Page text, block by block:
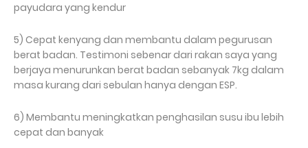
payudara yang kendur
5) Cepat kenyang dan membantu dalam pegurusan
berat badan. Testimoni sebenar dari rakan saya yang
berjaya menurunkan berat badan sebanyak 7kg dalam
masa kurang dari sebulan hanya dengan ESP.
6) Membantu meningkatkan penghasilan susu ibu lebih
cepat dan banyak